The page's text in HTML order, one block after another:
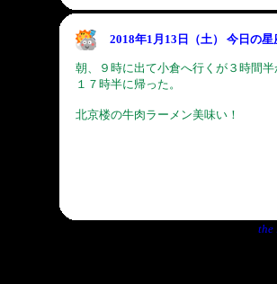
2018年1月13日（土） 今日の
朝、９時に出て小倉へ行くが３時間
１７時半に帰った。
北京楼の牛肉ラーメン美味い！
the